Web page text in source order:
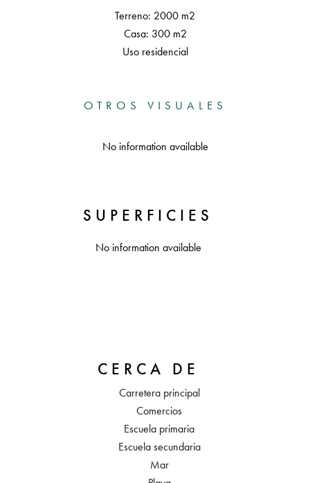
Terreno: 2000 m2
Casa: 300 m2
Uso residencial
OTROS VISUALES
No information available
SUPERFICIES
No information available
CERCA DE
Carretera principal
Comercios
Escuela primaria
Escuela secundaria
Mar